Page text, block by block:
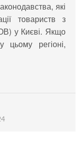
які
товариств з
у Києві. Якщо
цьому регіоні,